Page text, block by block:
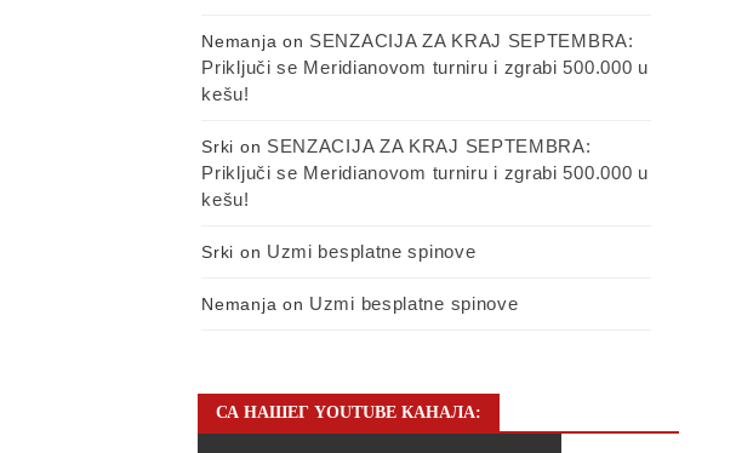
Nemanja on SENZACIJA ZA KRAJ SEPTEMBRA:
Priključi se Meridianovom turniru i zgrabi 500.000 u
kešu!
Srki on SENZACIJA ZA KRAJ SEPTEMBRA:
Priključi se Meridianovom turniru i zgrabi 500.000 u
kešu!
Srki on Uzmi besplatne spinove
Nemanja on Uzmi besplatne spinove
СА НАШЕГ YOUTUBE КАНАЛА: